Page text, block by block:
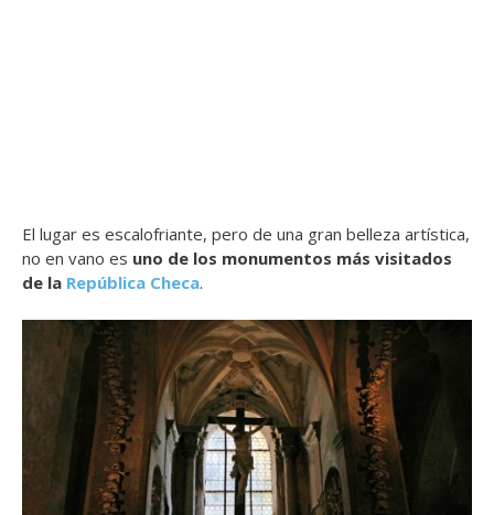
El lugar es escalofriante, pero de una gran belleza artística,
no en vano es uno de los monumentos más visitados
de la República Checa.